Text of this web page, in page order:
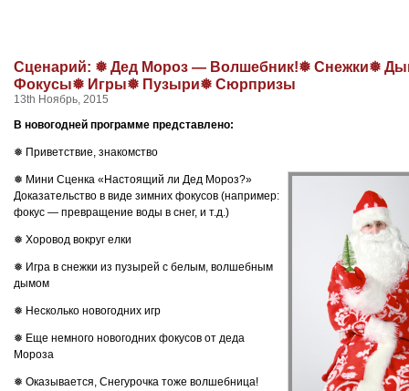
Сценарий: ❅ Дед Мороз — Волшебник!❅ Снежки❅
Фокусы❅ Игры❅ Пузыри❅ Сюрпризы
13th Ноябрь, 2015
В новогодней программе представлено:
❅ Приветствие, знакомство
❅ Мини Сценка «Настоящий ли Дед Мороз?»
Доказательство в виде зимних фокусов (например:
фокус — превращение воды в снег, и т.д.)
❅ Хоровод вокруг елки
❅ Игра в снежки из пузырей с белым, волшебным
дымом
❅ Несколько новогодних игр
❅ Еще немного новогодних фокусов от деда
Мороза
❅ Оказывается, Снегурочка тоже волшебница!